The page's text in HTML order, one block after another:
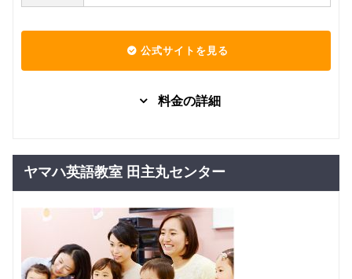
公式サイトを見る
料金の詳細
8,800円(税込) / 月
回数：4 / 1セッション50分
グループレッスン
8,800円(税込) / 月
回数：4 / 1セッション50分
ヤマハ英語教室 田主丸センター